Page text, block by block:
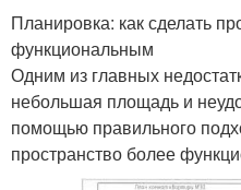
Планировка: как сделать
функциональным
Одним из главных
небольшая площадь и
помощью правильного
пространство более